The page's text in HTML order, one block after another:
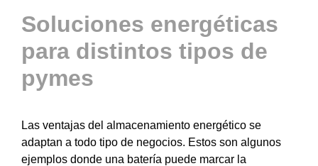
Soluciones energéticas
para distintos tipos de
pymes
Las ventajas del almacenamiento energético se
adaptan a todo tipo de negocios. Estos son algunos
ejemplos donde una batería puede marcar la